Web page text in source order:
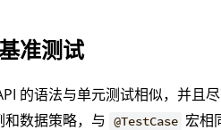
准测试
的语法与单元测试相似，并且
和数据策略，与 @TestCase 宏相